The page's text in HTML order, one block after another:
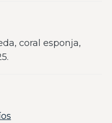
coral esponja,